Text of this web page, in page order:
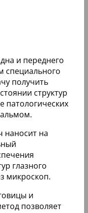
и переднего
специального
получить
структур
патологических
наносит на
глазного
микроскоп.
и
позволяет